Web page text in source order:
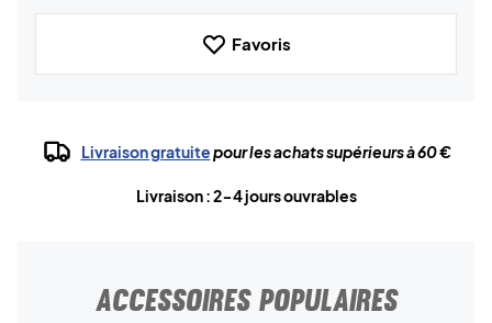
Favoris
Livraison gratuitepour les achats supérieurs à 60 €
Livraison : 2-4 jours ouvrables
ACCESSOIRES POPULAIRES